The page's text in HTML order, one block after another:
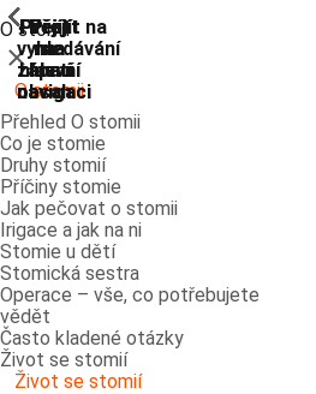
Přejít na
vyhledávání
Přejít
na
hlavní
navigaci
Přejít
na
hlavní
navigaci
Přejít
na
hlavní
obsah
Přejít
na
zápatí
O stomii
ShowPrevious
Zavřít
O stomii
Přehled O stomii
Co je stomie
Druhy stomií
Příčiny stomie
Jak pečovat o stomii
Irigace a jak na ni
Stomie u dětí
Stomická sestra
Operace – vše, co potřebujete
vědět
Často kladené otázky
Život se stomií
ShowPrevious
Život se stomií
ShowPrevious
ShowPrevious
ShowPrevious
ShowPrevious
ShowPrevious
ShowPrevious